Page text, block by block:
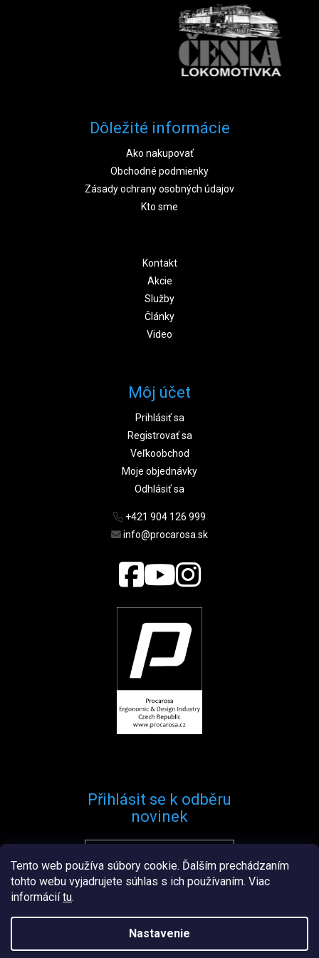
Tento web používa súbory cookie. Ďalším prechádzaním
tohto webu vyjadrujete súhlas s ich používaním. Viac
informáciítu.
Nastavenie
Dôležité informácie
Ako nakupovať
Obchodné podmienky
Zásady ochrany osobných údajov
Kto sme
Kontakt
Akcie
Služby
Články
Video
Môj účet
Prihlásiť sa
Registrovať sa
Veľkoobchod
Moje objednávky
Odhlásiť sa
+421 904 126 999
info@procarosa.sk
Přihlásit se k odběru
novinek
Přihlásit se
VytvořilŠtefan Mazáň